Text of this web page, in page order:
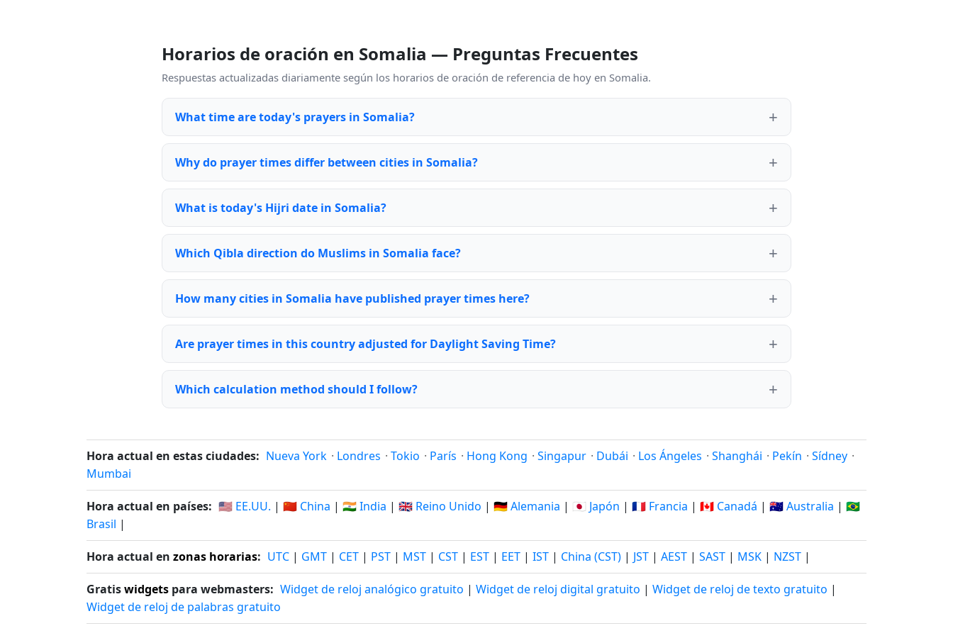
Horarios de oración en Somalia — Preguntas Frecuentes
Respuestas actualizadas diariamente según los horarios de oración de referencia de hoy en Somalia.
What time are today's prayers in Somalia?
Why do prayer times differ between cities in Somalia?
What is today's Hijri date in Somalia?
Which Qibla direction do Muslims in Somalia face?
How many cities in Somalia have published prayer times here?
Are prayer times in this country adjusted for Daylight Saving Time?
Which calculation method should I follow?
Hora actual en estas ciudades: Nueva York · Londres · Tokio · París · Hong Kong · Singapur · Dubái · Los Ángeles · Shanghái · Pekín · Sídney ·
Mumbai
Hora actual en países: 🇺🇸 EE.UU. | 🇨🇳 China | 🇮🇳 India | 🇬🇧 Reino Unido | 🇩🇪 Alemania | 🇯🇵 Japón | 🇫🇷 Francia | 🇨🇦 Canadá | 🇦🇺 Australia | 🇧🇷
Brasil |
Hora actual en zonas horarias: UTC | GMT | CET | PST | MST | CST | EST | EET | IST | China (CST) | JST | AEST | SAST | MSK | NZST |
Gratiswidgets para webmasters: Widget de reloj analógico gratuito | Widget de reloj digital gratuito | Widget de reloj de texto gratuito |
Widget de reloj de palabras gratuito